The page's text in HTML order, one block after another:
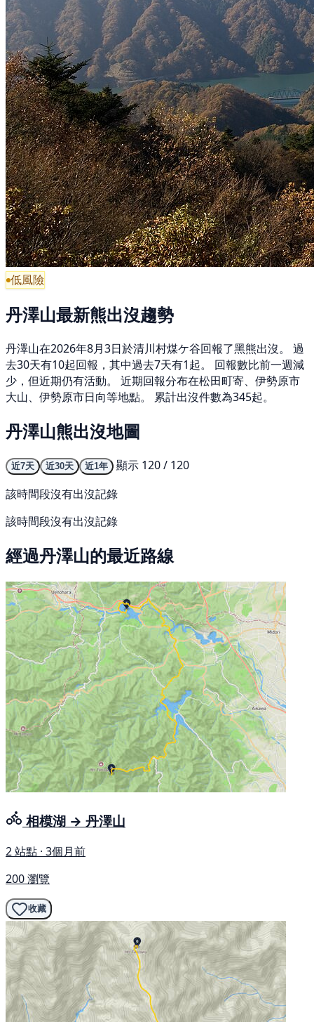
低風險
丹澤山最新熊出沒趨勢
丹澤山在2026年8月3日於清川村煤ケ谷回報了黑熊出沒。 過
去30天有10起回報，其中過去7天有1起。 回報數比前一週減
少，但近期仍有活動。 近期回報分布在松田町寄、伊勢原市
大山、伊勢原市日向等地點。 累計出沒件數為345起。
丹澤山熊出沒地圖
近7天 近30天 近1年
顯示 120 / 120
該時間段沒有出沒記錄
該時間段沒有出沒記錄
經過丹澤山的最近路線
相模湖 → 丹澤山
2 站點 · 3個月前
200 瀏覽
收藏